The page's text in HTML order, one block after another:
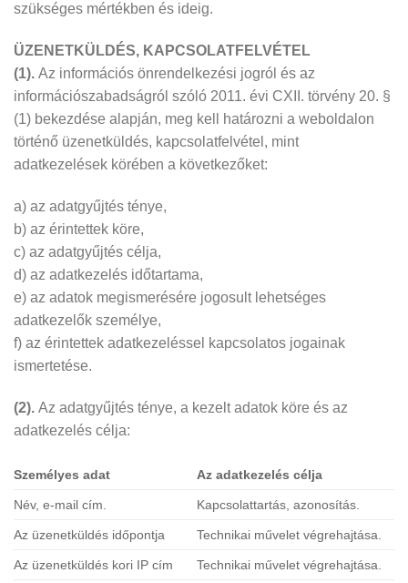
szükséges mértékben és ideig.
ÜZENETKÜLDÉS, KAPCSOLATFELVÉTEL
(1). Az információs önrendelkezési jogról és az
információszabadságról szóló 2011. évi CXII. törvény 20. §
(1) bekezdése alapján, meg kell határozni a weboldalon
történő üzenetküldés, kapcsolatfelvétel, mint
adatkezelések körében a következőket:
a) az adatgyűjtés ténye,
b) az érintettek köre,
c) az adatgyűjtés célja,
d) az adatkezelés időtartama,
e) az adatok megismerésére jogosult lehetséges
adatkezelők személye,
f) az érintettek adatkezeléssel kapcsolatos jogainak
ismertetése.
(2). Az adatgyűjtés ténye, a kezelt adatok köre és az
adatkezelés célja:
Személyes adat Az adatkezelés célja
Név, e-mail cím. Kapcsolattartás, azonosítás.
Az üzenetküldés időpontja Technikai művelet végrehajtása.
Az üzenetküldés kori IP cím Technikai művelet végrehajtása.